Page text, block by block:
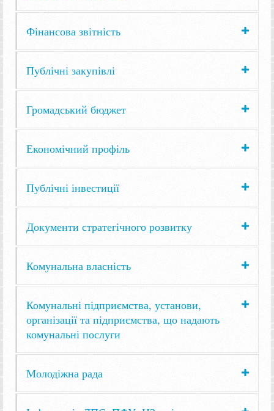
Фінансова звітність
Публічні закупівлі
Громадський бюджет
Економічний профіль
Публічні інвестиції
Документи стратегічного розвитку
Комунальна власність
Комунальні підприємства, установи,
організації та підприємства, що надають
комунальні послуги
Молодіжна рада